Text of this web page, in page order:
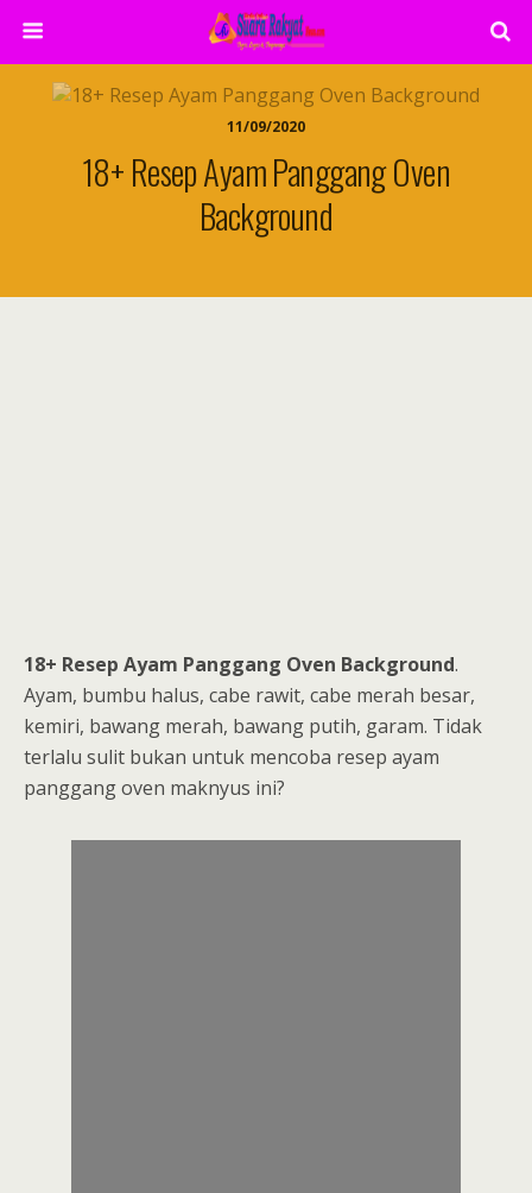
11/09/2020
18+ Resep Ayam Panggang Oven
Background
18+ Resep Ayam Panggang Oven Background.
Ayam, bumbu halus, cabe rawit, cabe merah besar,
kemiri, bawang merah, bawang putih, garam. Tidak
terlalu sulit bukan untuk mencoba resep ayam
panggang oven maknyus ini?